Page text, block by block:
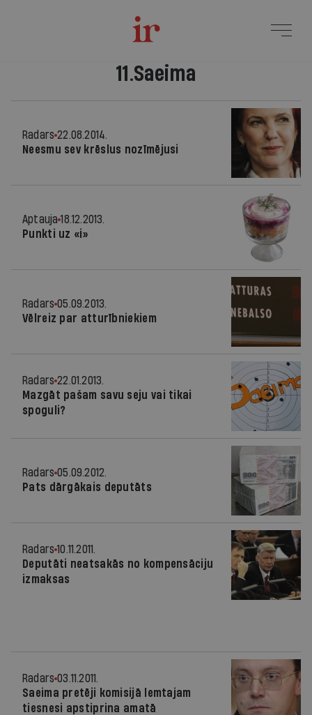
11.Saeima
Radars 22.08.2014.
Neesmu sev krēslus nozīmējusi
Aptauja 18.12.2013.
Punkti uz «i»
Radars 05.09.2013.
Vēlreiz par atturībniekiem
Radars 22.01.2013.
Mazgāt pašam savu seju vai tikai
spoguli?
Radars 05.09.2012.
Pats dārgākais deputāts
Radars 10.11.2011.
Deputāti neatsakās no kompensāciju
izmaksas
Radars 03.11.2011.
Saeima pretēji komisijā lemtajam
tiesnesi apstiprina amatā